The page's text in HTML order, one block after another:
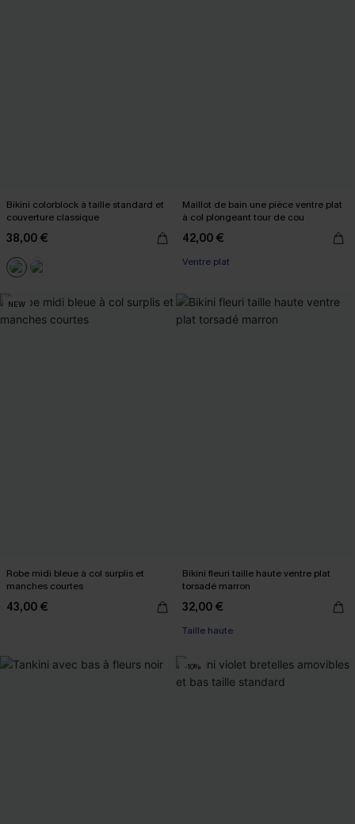
Bikini colorblock à taille standard et
couverture classique
38,00 €
Maillot de bain une pièce ventre plat
à col plongeant tour de cou
42,00 €
Ventre plat
NEW
Robe midi bleue à col surplis et
manches courtes
43,00 €
Bikini fleuri taille haute ventre plat
torsadé marron
32,00 €
Taille haute
-10%